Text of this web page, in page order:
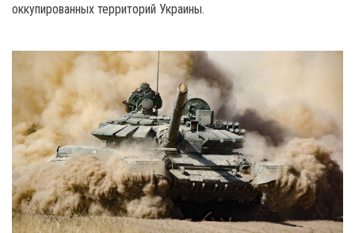
оккупированных территорий Украины.